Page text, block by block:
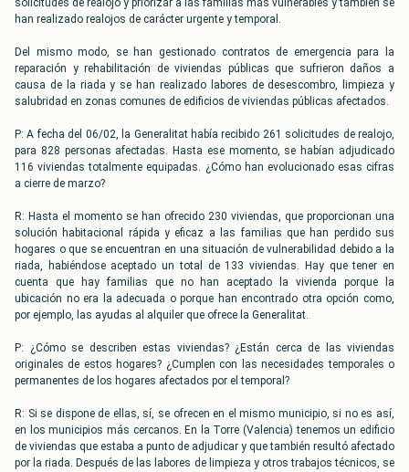
solicitudes de realojo y priorizar a las familias más vulnerables y también se
han realizado realojos de carácter urgente y temporal.
Del mismo modo, se han gestionado contratos de emergencia para la
reparación y rehabilitación de viviendas públicas que sufrieron daños a
causa de la riada y se han realizado labores de desescombro, limpieza y
salubridad en zonas comunes de edificios de viviendas públicas afectados.
P: A fecha del 06/02, la Generalitat había recibido 261 solicitudes de realojo,
para 828 personas afectadas. Hasta ese momento, se habían adjudicado
116 viviendas totalmente equipadas. ¿Cómo han evolucionado esas cifras
a cierre de marzo?
R: Hasta el momento se han ofrecido 230 viviendas, que proporcionan una
solución habitacional rápida y eficaz a las familias que han perdido sus
hogares o que se encuentran en una situación de vulnerabilidad debido a la
riada, habiéndose aceptado un total de 133 viviendas. Hay que tener en
cuenta que hay familias que no han aceptado la vivienda porque la
ubicación no era la adecuada o porque han encontrado otra opción como,
por ejemplo, las ayudas al alquiler que ofrece la Generalitat.
P: ¿Cómo se describen estas viviendas? ¿Están cerca de las viviendas
originales de estos hogares? ¿Cumplen con las necesidades temporales o
permanentes de los hogares afectados por el temporal?
R: Si se dispone de ellas, sí, se ofrecen en el mismo municipio, si no es así,
en los municipios más cercanos. En la Torre (Valencia) tenemos un edificio
de viviendas que estaba a punto de adjudicar y que también resultó afectado
por la riada. Después de las labores de limpieza y otros trabajos técnicos, se